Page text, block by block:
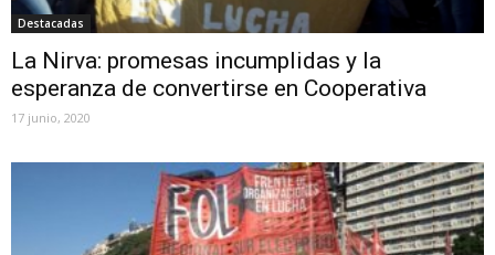
Destacadas
La Nirva: promesas incumplidas y la
esperanza de convertirse en Cooperativa
17 junio, 2020